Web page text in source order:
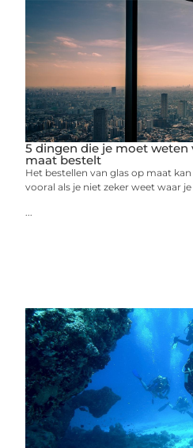
5 dingen die je moet weten
maat bestelt
Het bestellen van glas op maat
vooral als je niet zeker weet waar
...